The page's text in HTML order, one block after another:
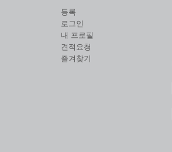
등록
로그인
내 프로필
견적요청
즐겨찾기